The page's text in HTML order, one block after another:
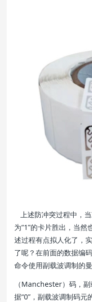
上述防冲突过程中，
为“1”的卡片胜出，当然
述过程有点拟人化了，
了呢？在前面的数据编
命令使用副载波调制的
（Manchester）码，
据“0”，副载波调制码元